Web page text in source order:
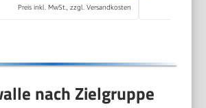
Preis inkl. MwSt., zzgl. Versandkosten
nach Zielgruppe